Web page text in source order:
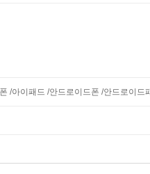
/아이패드 /안드로이드폰 /안드로이